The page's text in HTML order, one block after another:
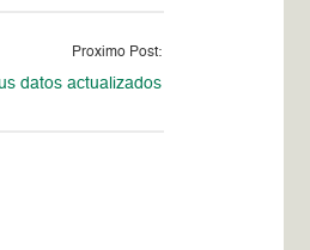
Proximo Post:
datos actualizados